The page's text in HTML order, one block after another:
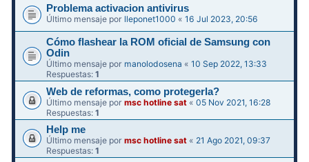
Problema activacion antivirus
Último mensaje por lleponet1000 «16 Jul 2023, 20:56
Cómo flashear la ROM oficial de Samsung con
Odin
Último mensaje por manolodosena «10 Sep 2022, 13:33
Respuestas:1
Web de reformas, como protegerla?
Último mensaje pormsc hotline sat «05 Nov 2021, 16:28
Respuestas:1
Help me
Último mensaje pormsc hotline sat « 21 Ago 2021, 09:37
Respuestas:1